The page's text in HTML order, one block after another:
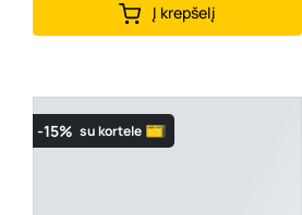
Į krepšelį
-15% su kortele